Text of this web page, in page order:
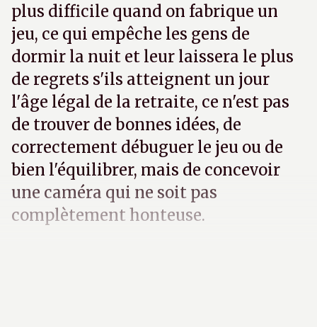
plus difficile quand on fabrique un
jeu, ce qui empêche les gens de
dormir la nuit et leur laissera le plus
de regrets s'ils atteignent un jour
l'âge légal de la retraite, ce n'est pas
de trouver de bonnes idées, de
correctement débuguer le jeu ou de
bien l'équilibrer, mais de concevoir
une caméra qui ne soit pas
complètement honteuse.